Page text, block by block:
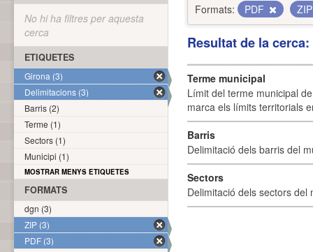
Formats:
PDF
Resultat de la
Terme municipal
Límit del terme municipal
marca els límits territorials
Barris
Delimitació dels barris del
Sectors
Delimitació dels sectors del
No hi ha filtres per aquesta
cerca
ETIQUETES
Girona (3)
Delimitacions (3)
Barris (2)
Terme (1)
Sectors (1)
Municipi (1)
MOSTRAR MENYS ETIQUETES
FORMATS
dgn (3)
ZIP (3)
PDF (3)